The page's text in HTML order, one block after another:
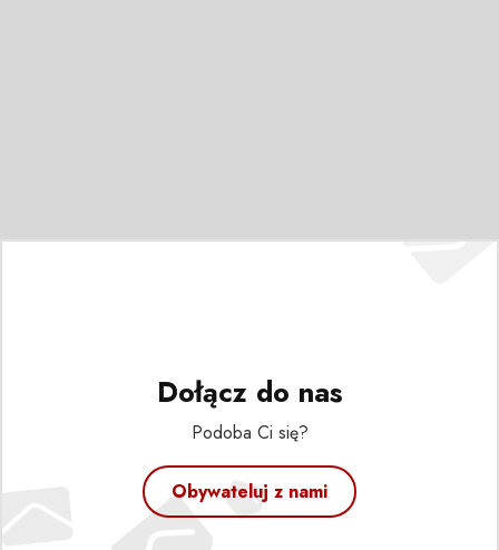
Dołącz do nas
Podoba Ci się?
Obywateluj z nami